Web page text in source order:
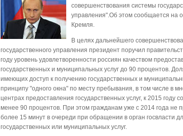
совершенствования системы
управления".Об этом сообщается на
Кремля.
В целях дальнейшего
государственного управления президент поручил
году уровень удовлетворенности россиян качеством
государственных и муниципальных услуг до 90 процентов.
имеющих доступ к получению государственных и
принципу "одного окна" по месту пребывания, в том числе в
центрах предоставления государственных услуг, к 2015 году
менее 90 процентов. При этом гражданам уже с 2014 года не
более 15 минут в очереди при обращении в орган госвласти
государственных или муниципальных услуг.